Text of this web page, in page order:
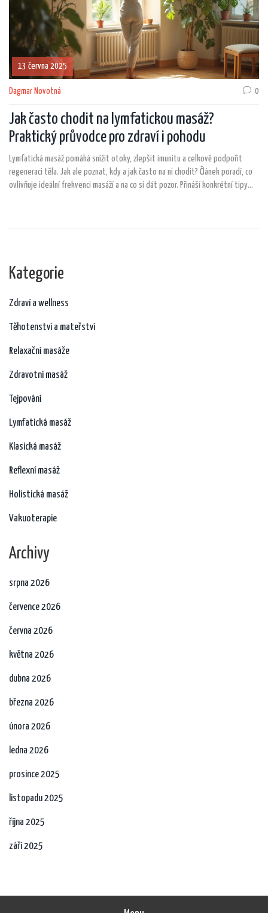
13 června 2025
Dagmar Novotná 0
Jak často chodit na lymfatickou masáž?
Praktický průvodce pro zdraví i pohodu
Lymfatická masáž pomáhá snížit otoky, zlepšit imunitu a celkově podpořit
regeneraci těla. Jak ale poznat, kdy a jak často na ni chodit? Článek poradí, co
ovlivňuje ideální frekvenci masáží a na co si dát pozor. Přináší konkrétní tipy
Kategorie
Zdraví a wellness
Těhotenství a mateřství
Relaxační masáže
Zdravotní masáž
Tejpování
Lymfatická masáž
Klasická masáž
Reflexní masáž
Holistická masáž
Vakuoterapie
Archivy
srpna 2026
července 2026
června 2026
května 2026
dubna 2026
března 2026
února 2026
ledna 2026
prosince 2025
listopadu 2025
října 2025
září 2025